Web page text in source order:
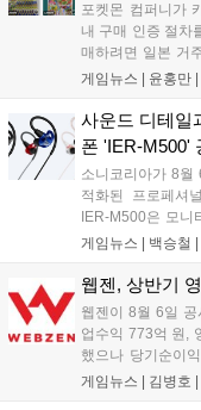
포켓몬 컴퍼니가
내 구매 인증 절차
매하려면 일본 거
이 필수다. 해당
러한 정책이 시장
리고 있다....
게임뉴스 | 윤홍만
사운드 디테일
폰 'IER-M500'
소니코리아가 8월
적화된 프로페셔
IER-M500은 모
계와 뛰어난 수동
피팅 서포터를 적
공한다....
게임뉴스 | 백승철
웹젠, 상반기
웹젠이 8월 6일
업수익 773억 원,
했으나 당기순이
하반기부터 신작
게임뉴스 | 김병호